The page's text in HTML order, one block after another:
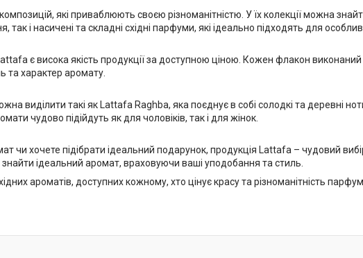
які приваблюють своєю різноманітністю. У їх колекції можна
так і насичені та складні східні парфуми, які ідеально підходять для
є висока якість продукції за доступною ціною. Кожен флакон
та характер аромату.
виділити такі як Lattafa Raghba, яка поєднує в собі солодкі та деревні
чудово підійдуть як для чоловіків, так і для жінок.
чи хочете підібрати ідеальний подарунок, продукція Lattafa – чудовий
ідеальний аромат, враховуючи ваші уподобання та стиль.
ароматів, доступних кожному, хто цінує красу та різноманітність